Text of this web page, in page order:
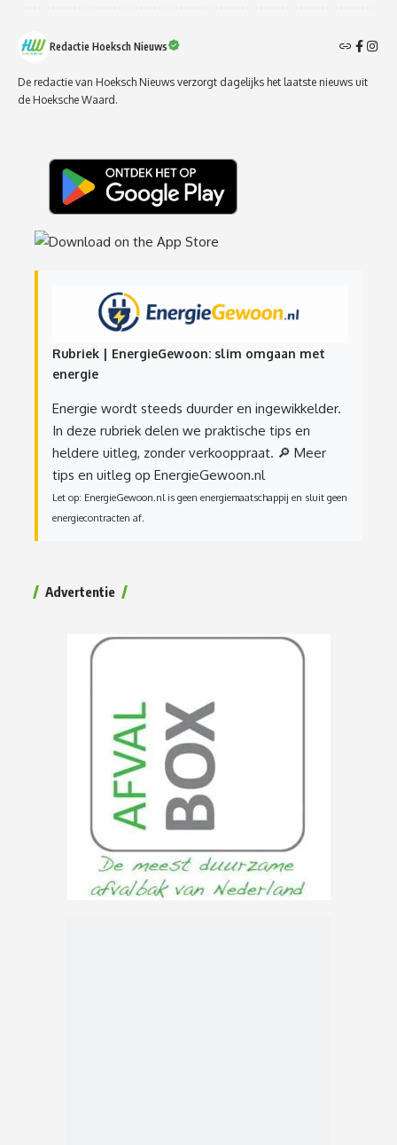
Redactie Hoeksch Nieuws
De redactie van Hoeksch Nieuws verzorgt dagelijks het laatste nieuws uit
de Hoeksche Waard.
Rubriek | EnergieGewoon: slim omgaan met
energie
Energie wordt steeds duurder en ingewikkelder.
In deze rubriek delen we praktische tips en
heldere uitleg, zonder verkooppraat. 🔎 Meer
tips en uitleg op EnergieGewoon.nl
Let op: EnergieGewoon.nl is geen energiemaatschappij en sluit geen
energiecontracten af.
Advertentie